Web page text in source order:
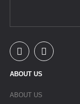
ABOUT US
ABOUT US